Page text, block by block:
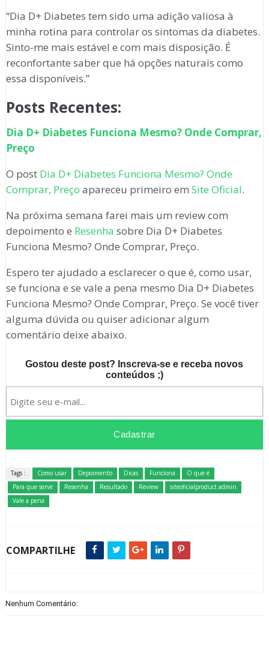
“Dia D+ Diabetes tem sido uma adição valiosa à
minha rotina para controlar os sintomas da diabetes.
Sinto-me mais estável e com mais disposição. É
reconfortante saber que há opções naturais como
essa disponíveis.”
Posts Recentes:
Dia D+ Diabetes Funciona Mesmo? Onde Comprar,
Preço
O post Dia D+ Diabetes Funciona Mesmo? Onde
Comprar, Preço apareceu primeiro em Site Oficial.
Na próxima semana farei mais um review com
depoimento e Resenha sobre Dia D+ Diabetes
Funciona Mesmo? Onde Comprar, Preço.
Espero ter ajudado a esclarecer o que é, como usar,
se funciona e se vale a pena mesmo Dia D+ Diabetes
Funciona Mesmo? Onde Comprar, Preço. Se você tiver
alguma dúvida ou quiser adicionar algum
comentário deixe abaixo.
Gostou deste post? Inscreva-se e receba novos
conteúdos ;)
Tags : Como usar Depoimento Dicas Funciona
O que é
Para que serve
Resenha Resultado Review
siteoficialproduct.admin
Vale a pena
COMPARTILHE
Nenhum Comentário: